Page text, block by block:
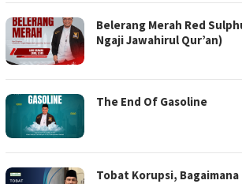
Belerang Merah Red
Ngaji Jawahirul Qur’an)
The End Of Gasoline
Tobat Korupsi, Bagaimana